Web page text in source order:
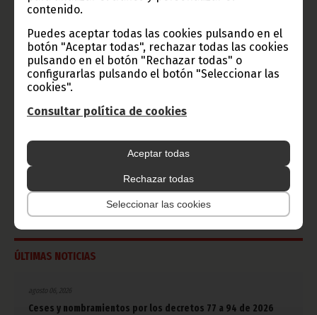
contenido.
Puedes aceptar todas las cookies pulsando en el
botón "Aceptar todas", rechazar todas las cookies
pulsando en el botón "Rechazar todas" o
configurarlas pulsando el botón "Seleccionar las
cookies".
Consultar política de cookies
Aceptar todas
Rechazar todas
Seleccionar las cookies
CATEGORÍAS
Noticias Gobierno
Presidencia
África
Deportes Vicepresidencia
COVID-19 Cultura Estadísticas CAN 2015
Economía
CongresoPDGE
Consejo de la república CAN 2025 Defensor del pueblo
ÚLTIMAS NOTICIAS
agosto 06, 2026
Ceses y nombramientos por los decretos 77 a 94 de 2026